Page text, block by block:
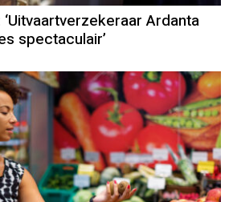
Ardanta
spectaculair’
Column
Patrick Wessels